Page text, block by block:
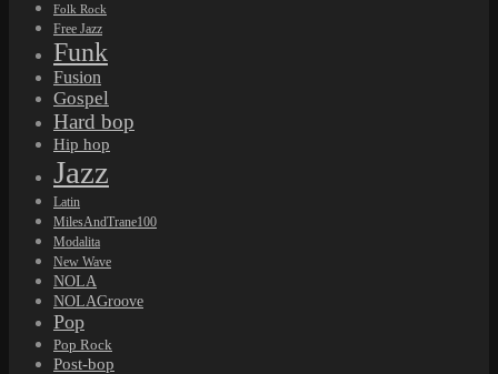
Folk Rock
Free Jazz
Funk
Fusion
Gospel
Hard bop
Hip hop
Jazz
Latin
MilesAndTrane100
Modalita
New Wave
NOLA
NOLAGroove
Pop
Pop Rock
Post-bop